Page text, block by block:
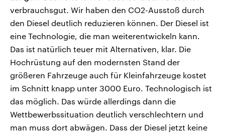
verbrauchsgut. Wir haben den CO2-Ausstoß durch
den Diesel deutlich reduzieren können. Der Diesel ist
eine Technologie, die man weiterentwickeln kann.
Das ist natürlich teuer mit Alternativen, klar. Die
Hochrüstung auf den modernsten Stand der
größeren Fahrzeuge auch für Kleinfahrzeuge kostet
im Schnitt knapp unter 3000 Euro. Technologisch ist
das möglich. Das würde allerdings dann die
Wettbewerbssituation deutlich verschlechtern und
man muss dort abwägen. Dass der Diesel jetzt keine